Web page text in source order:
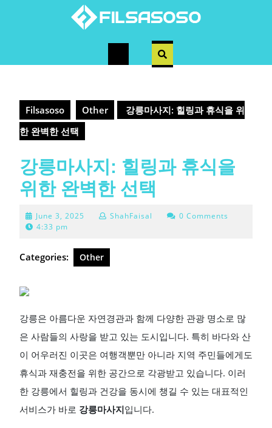
Open
Filsasoso Other
강릉마사지: 힐링과 휴식을 위
한 완벽한 선택
강릉마사지: 힐링과 휴식을
위한 완벽한 선택
June 3, 2025 June
ShahFaisal
0 Comments
4:33 pm
Categories: Other
강릉은 아름다운 자연경관과 함께 다양한 관광 명소로 많
은 사람들의 사랑을 받고 있는 도시입니다. 특히 바다와 산
이 어우러진 이곳은 여행객뿐만 아니라 지역 주민들에게도
휴식과 재충전을 위한 공간으로 각광받고 있습니다. 이러
한 강릉에서 힐링과 건강을 동시에 챙길 수 있는 대표적인
서비스가 바로 강릉마사지입니다.